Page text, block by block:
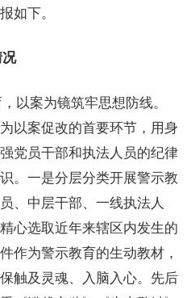
如下。
以案为镜筑牢思想防线。
以案促改的首要环节，用身
党员干部和执法人员的纪律
。一是分层分类开展警示教
、中层干部、一线执法人
心选取近年来辖区内发生的
作为警示教育的生动教材，
触及灵魂、入脑入心。先后